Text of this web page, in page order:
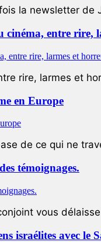
la newsletter de
cinéma, entre rire,
rire, larmes et
en Europe
de ce qui ne
témoignages.
vous
israélites avec